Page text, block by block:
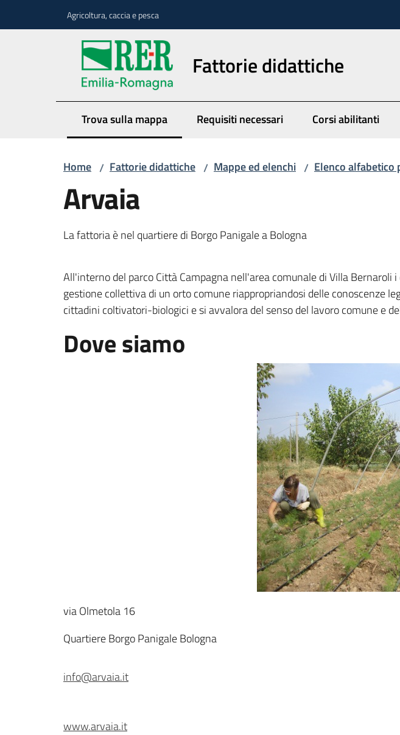
Agricoltura, caccia e pesca
Fattorie didattiche
Trova sulla mappa
Menu selezionato Requisiti necessari Corsi abilitanti
Home / Fattorie didattiche / Mappe ed elenchi / Elenco alfabetico
Arvaia
La fattoria è nel quartiere di Borgo Panigale a Bologna
All'interno del parco Città Campagna nell'area comunale di Villa
gestione collettiva di un orto comune riappropriandosi delle conoscenze
cittadini coltivatori-biologici e si avvalora del senso del lavoro comune e
Dove siamo
via Olmetola 16
Quartiere Borgo Panigale Bologna
info@arvaia.it
www.arvaia.it